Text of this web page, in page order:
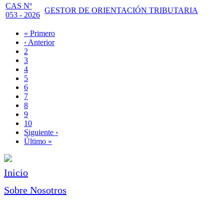
CAS Nº
053 - 2026
GESTOR DE ORIENTACIÓN TRIBUTARIA
Paginación
Primera
página
« Primero
Página
anterior
‹ Anterior
Page
2
Page
3
Page
4
Page
5
Página
actual
6
Page
7
Page
8
Page
9
Page
10
Siguiente
página
Siguiente ›
Última
Último »
Inicio
Sobre Nosotros